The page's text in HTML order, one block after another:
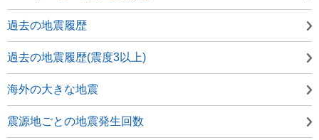
過去の地震履歴
過去の地震履歴(震度3以上)
海外の大きな地震
震源地ごとの地震発生回数